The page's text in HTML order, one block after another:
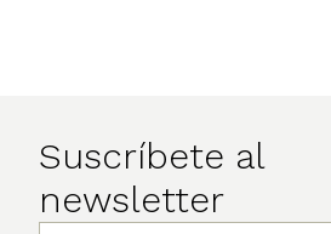
Suscríbete al
newsletter